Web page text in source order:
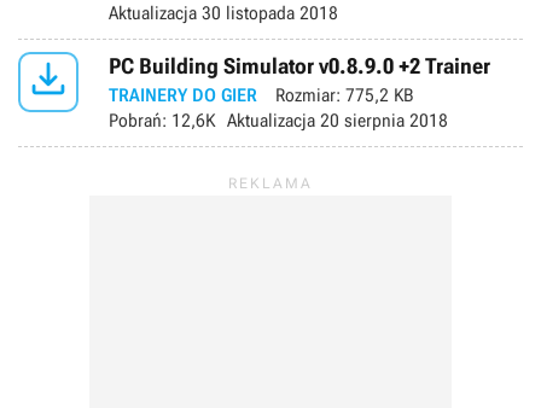
Aktualizacja 30 listopada 2018
 PC Building Simulator v0.8.9.0 +2 Trainer
TRAINERY DO GIER Rozmiar: 775,2 KB
Pobrań: 12,6K Aktualizacja 20 sierpnia 2018